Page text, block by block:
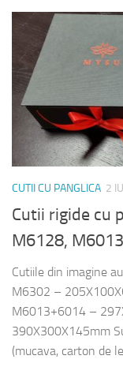
CUTII CU PANGLICA 2
Cutii rigide cu
M6128,
Cutiile din imagine
M6302 –
M6013+6014 –
390X300X145mm
(mucava, carton de